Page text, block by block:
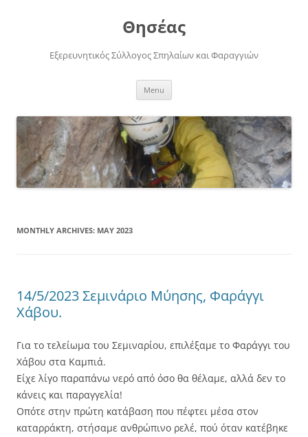
Θησέας
Εξερευνητικός Σύλλογος Σπηλαίων και Φαραγγιών
Menu
MONTHLY ARCHIVES: MAY 2023
14/5/2023 Σεμινάριο Μύησης, Φαράγγι
Χάβου.
Για το τελείωμα του Σεμιναρίου, επιλέξαμε το Φαράγγι του
Χάβου στα Καμπιά.
Είχε λίγο παραπάνω νερό από όσο θα θέλαμε, αλλά δεν το
κάνεις και παραγγελία!
Οπότε στην πρώτη κατάβαση που πέφτει μέσα στον
καταρράκτη, στήσαμε ανθρώπινο ρελέ, πού όταν κατέβηκε